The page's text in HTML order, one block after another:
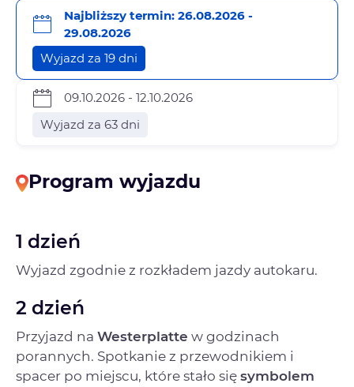
Najbliższy termin: 26.08.2026 -
29.08.2026
Wyjazd za 19 dni
09.10.2026 - 12.10.2026
Wyjazd za 63 dni
Program wyjazdu
1 dzień
Wyjazd zgodnie z rozkładem jazdy autokaru.
2 dzień
Przyjazd na Westerplatte w godzinach
porannych. Spotkanie z przewodnikiem i
spacer po miejscu, które stało się symbolem